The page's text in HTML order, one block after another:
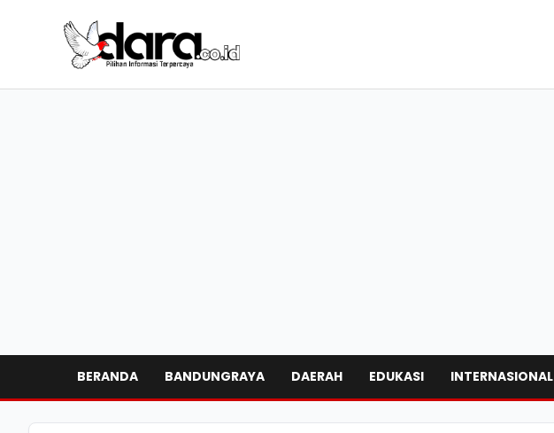
BERANDA BANDUNGRAYA DAERAH EDUKASI INTERNASIONAL